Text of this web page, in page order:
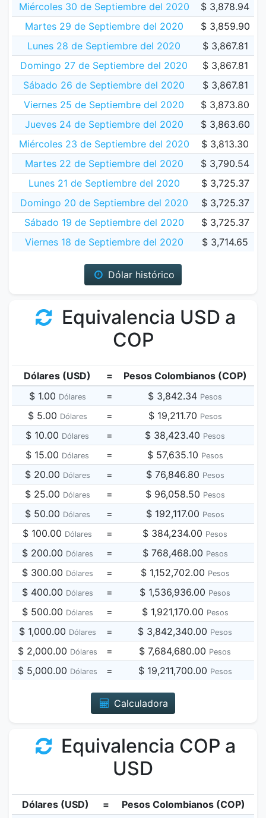
Miércoles 30 de Septiembre del 2020
$ 3,878.94
Martes 29 de Septiembre del 2020
$ 3,859.90
Lunes 28 de Septiembre del 2020
$ 3,867.81
Domingo 27 de Septiembre del 2020
$ 3,867.81
Sábado 26 de Septiembre del 2020
$ 3,867.81
Viernes 25 de Septiembre del 2020
$ 3,873.80
Jueves 24 de Septiembre del 2020
$ 3,863.60
Miércoles 23 de Septiembre del 2020
$ 3,813.30
Martes 22 de Septiembre del 2020
$ 3,790.54
Lunes 21 de Septiembre del 2020
$ 3,725.37
Domingo 20 de Septiembre del 2020
$ 3,725.37
Sábado 19 de Septiembre del 2020
$ 3,725.37
Viernes 18 de Septiembre del 2020
$ 3,714.65
Dólar histórico
Equivalencia USD a
COP
Dólares (USD) =
Pesos Colombianos (COP)
$ 1.00 Dólares = $ 3,842.34 Pesos
$ 5.00 Dólares = $ 19,211.70 Pesos
$ 10.00 Dólares = $ 38,423.40 Pesos
$ 15.00 Dólares = $ 57,635.10 Pesos
$ 20.00 Dólares = $ 76,846.80 Pesos
$ 25.00 Dólares = $ 96,058.50 Pesos
$ 50.00 Dólares = $ 192,117.00 Pesos
$ 100.00 Dólares = $ 384,234.00 Pesos
$ 200.00 Dólares = $ 768,468.00 Pesos
$ 300.00 Dólares = $ 1,152,702.00 Pesos
$ 400.00 Dólares = $ 1,536,936.00 Pesos
$ 500.00 Dólares = $ 1,921,170.00 Pesos
$ 1,000.00 Dólares = $ 3,842,340.00 Pesos
$ 2,000.00 Dólares = $ 7,684,680.00 Pesos
$ 5,000.00 Dólares = $ 19,211,700.00 Pesos
Calculadora
Equivalencia COP a
USD
Dólares (USD) =
Pesos Colombianos (COP)